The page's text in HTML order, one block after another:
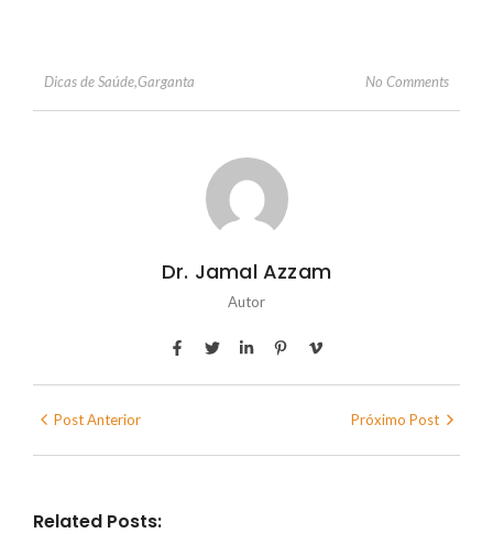
Dicas de Saúde,Garganta No Comments
Dr. Jamal Azzam
Autor
Post Anterior Próximo Post
Related Posts: